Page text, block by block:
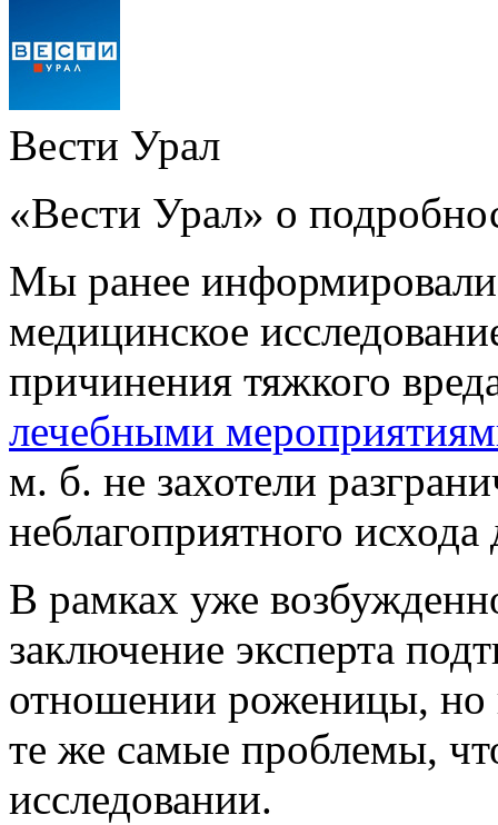
Вести Урал
«Вести Урал» о
Мы ранее
медицинское
причинения тяжкого
лечебными
м. б. не захотели
неблагоприятного исхода
В рамках уже
заключение эксперта
отношении роженицы, но
те же самые проблемы,
исследовании.